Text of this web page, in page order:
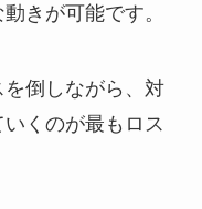
きが可能です。
倒しながら、対
くのが最もロス